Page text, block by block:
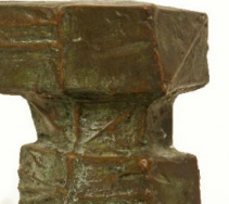
LE COLLEZIONI
GLI AUTORI
LORENZO VIANI
MOSTRE
EVENTI
PALAZZO DELLE MUSE